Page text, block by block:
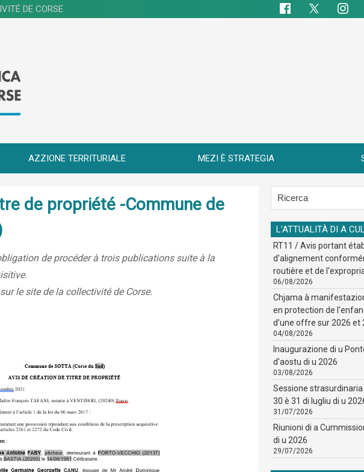
DE CORSE
AZZIONE TERRITURIALE MEZI È STRATEGIA
de propriété -Commune de
de procéder à trois publications suite à la
le site de la collectivité de Corse.
L'ATTUALITÀ DI A
RT11 / Avis portant
d'alignement
routière et de
06/08/2026
Chjama à
en protection de
d'une offre sur 2026 et
04/08/2026
Inaugurazione di u
d'aostu di u 2026
03/08/2026
Sessione
30 è 31 di lugliu di u
31/07/2026
Riunioni di a
di u 2026
29/07/2026